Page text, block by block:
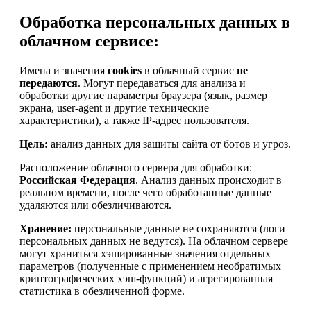
Обработка персональных данных в
облачном сервисе:
Имена и значения cookies в облачный сервис не
передаются. Могут передаваться для анализа и
обработки другие параметры браузера (язык, размер
экрана, user-agent и другие технические
характеристики), а также IP-адрес пользователя.
Цель: анализ данных для защиты сайта от ботов и угроз.
Расположение облачного сервера для обработки:
Российская Федерация. Анализ данных происходит в
реальном времени, после чего обработанные данные
удаляются или обезличиваются.
Хранение: персональные данные не сохраняются (логи
персональных данных не ведутся). На облачном сервере
могут храниться хэшированные значения отдельных
параметров (полученные с применением необратимых
криптографических хэш-функций) и агрегированная
статистика в обезличенной форме.